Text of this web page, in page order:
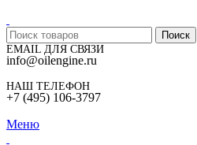
Поиск
EMAIL ДЛЯ СВЯЗИ
info@oilengine.ru
НАШ ТЕЛЕФОН
+7 (495) 106-3797
Меню